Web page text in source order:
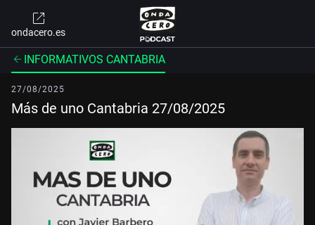
ondacero.es
INFORMATIVOS CANTABRIA
27/08/2025
Más de uno Cantabria 27/08/2025